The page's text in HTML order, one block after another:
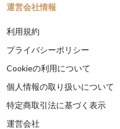
運営会社情報
利用規約
プライバシーポリシー
Cookieの利用について
個人情報の取り扱いについて
特定商取引法に基づく表示
運営会社